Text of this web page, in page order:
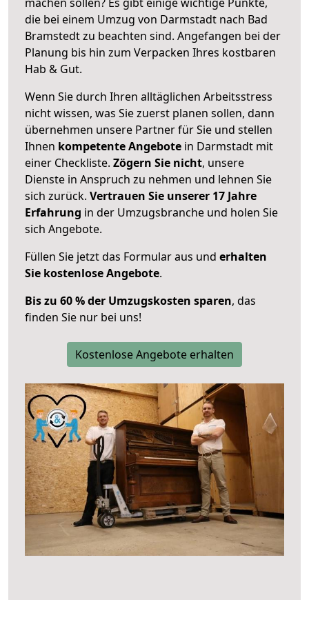
die bei einem Umzug von Darmstadt nach Bad
Bramstedt zu beachten sind. Angefangen bei der
Planung bis hin zum Verpacken Ihres kostbaren
Hab & Gut.
Wenn Sie durch Ihren alltäglichen Arbeitsstress
nicht wissen, was Sie zuerst planen sollen, dann
übernehmen unsere Partner für Sie und stellen
Ihnen kompetente Angebote in Darmstadt mit
einer Checkliste. Zögern Sie nicht, unsere
Dienste in Anspruch zu nehmen und lehnen Sie
sich zurück. Vertrauen Sie unserer 17 Jahre
Erfahrung in der Umzugsbranche und holen Sie
sich Angebote.
Füllen Sie jetzt das Formular aus und erhalten
Sie kostenlose Angebote.
Bis zu 60 % der Umzugskosten sparen, das
finden Sie nur bei uns!
Kostenlose Angebote erhalten